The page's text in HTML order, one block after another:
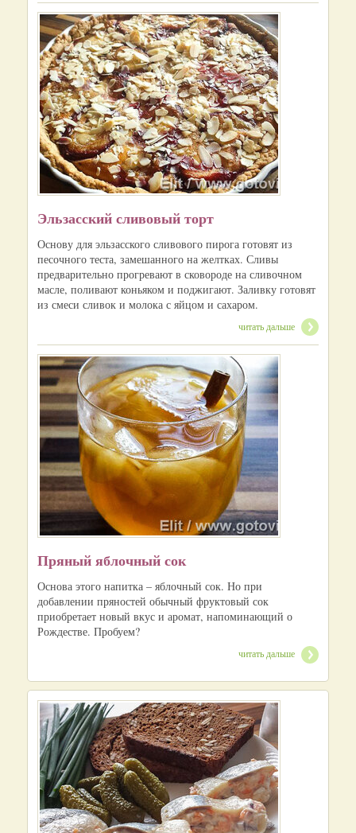
Эльзасский сливовый торт
Основу для эльзасского сливового пирога готовят из
песочного теста, замешанного на желтках. Сливы
предварительно прогревают в сковороде на сливочном
масле, поливают коньяком и поджигают. Заливку готовят
из смеси сливок и молока с яйцом и сахаром.
читать дальше
Пряный яблочный сок
Основа этого напитка – яблочный сок. Но при
добавлении пряностей обычный фруктовый сок
приобретает новый вкус и аромат, напоминающий о
Рождестве. Пробуем?
читать дальше